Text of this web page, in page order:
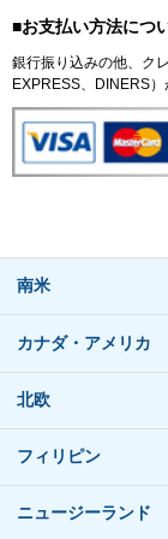
■お支払い方法につ
銀行振り込みの他、ク
EXPRESS、DINERS）
南米
カナダ・アメリカ
北欧
フィリピン
ニュージーランド